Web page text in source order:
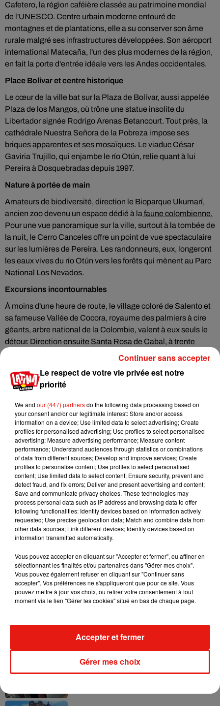
Cafetero, la région caféière classée au patrimoine mondial
de l'UNESCO. Centre urbain moderne entouré de
montagnes et de plantations, elle a su conserver son âme
rurale malgré ses infrastructures développées. Son aéroport
international Matecaña, l'un des plus modernes de la région,
en fait la porte d'entrée idéale vers les Andes occidentales.
Place Bolívar et centre historique
Le cœur de la ville bat sur la Plaza de Bolívar, aussi appelée
Plaza de los Mangos, où trône une statue insolite du
Libertador signée Rodrigo Arenas Betancourt. Tout près, la
cathédrale Nuestra Señora de la Pobreza impose ses
briques apparentes et ses mosaïques. Le viaduc César
Gaviria Trujillo, qui enjambe le río Otún, relie quant à lui
Pereira à Dosquebradas depuis 1997.
Nature à portée de main
Amateurs de biodiversité, direction le Bioparque Ukumarí,
ancien zoo devenu un espace dédié à la faune colombienne.
Pour une vue panoramique sur la ville, surtout à la tombée de
la nuit, le Cerro Canceles offre un point de vue spectaculaire
sur les lumières de Pereira. Les randonneurs, eux, longeront
les eaux vives du río Otún vers les forêts qui mènent au Parc
National Los Nevados.
Excursions incontournables
À moins d'une heure de route, le village coloré de Salento et
sa fameuse Vallée de Cocora, royaume des palmiers à cire
géants, arbre national de la Colombie, valent à eux seuls le
détour. Direction ensuite Santa Rosa de Cabal, à trente
minutes, pour ses thermes naturels dominés par une
cascade. Plus haut encore, le Parc National Los Nevados
dévoile ses páramos et ses lagunes glaciaires, entre
randonnées d'une journée et treks de plusieurs jours vers le
Café, saveurs et vie nocturne
Impossible de quitter Pereira sans visiter une hacienda
cafetera pour s'initier à la culture, la récolte et la torréfaction
du grain. Le soir venu, la ville se révèle festive : restaurants
raffinés, arepas de rue et bars où résonnent salsa, boléro et
tango prolongent la soirée jusqu'au bout de la nuit. Une
escale colombienne aussi authentique que vivante.
Musique
Karol G dévoile la tracklist de son nouvel
album… avec des invités...
5 août 2026
Benny Blanco invite Selena Gomez et
Le respect de votre vie privée est notre
priorité
We and our (447) partnersdo the following data processing based on
your consent and/or our legitimate interest: Store and/or access
information on a device; Use limited data to select advertising; Create
profiles for personalised advertising; Use profiles to select personalised
advertising; Measure advertising performance; Measure content
performance; Understand audiences through statistics or combinations
of data from different sources; Develop and improve services; Create
profiles to personalise content; Use profiles to select personalised
content; Use limited data to select content; Ensure security, prevent and
detect fraud, and fix errors; Deliver and present advertising and content;
Save and communicate privacy choices. These technologies may
process personal data such as IP address and browsing data to offer
following functionalities: Identify devices based on information actively
requested; Use precise geolocation data; Match and combine data from
other data sources; Link different devices; Identify devices based on
information transmitted automatically.
Vous pouvez accepter en cliquant sur "Accepter et fermer", ou affiner en
sélectionnant les finalités et/ou partenaires dans "Gérer mes choix".
Vous pouvez également refuser en cliquant sur "Continuer sans
accepter". Vos préférences ne s'appliqueront que pour ce site. Vous
pouvez mettre à jour vos choix, ou retirer votre consentement à tout
moment via le lien "Gérer les cookies" situé en bas de chaque page.
Gérer mes choix
Accepter et fermer
Continuer sans accepter